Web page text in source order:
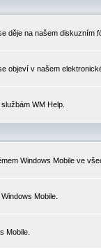
děje na našem diskuzním
objeví v našem
WM Help.
Windows Mobile ve
Mobile.
Mobile.